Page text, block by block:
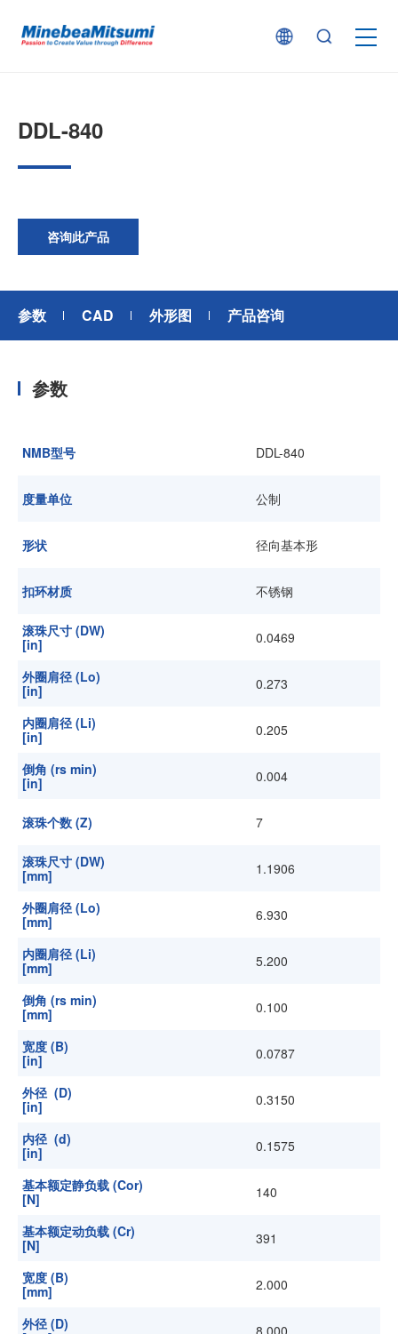
新闻
企业信息
加入我们
DDL-840
咨询此产品
参数 CAD 外形图 产品咨询
参数
NMB型号 DDL-840
度量单位 公制
形状 径向基本形
扣环材质 不锈钢
滚珠尺寸 (DW)
[in]
0.0469
外圈肩径 (Lo)
[in]
0.273
内圈肩径 (Li)
[in]
0.205
倒角 (rs min)
[in]
0.004
滚珠个数 (Z) 7
滚珠尺寸 (DW)
[mm]
1.1906
外圈肩径 (Lo)
[mm]
6.930
内圈肩径 (Li)
[mm]
5.200
倒角 (rs min)
[mm]
0.100
宽度 (B)
[in]
0.0787
外径 (D)
[in]
0.3150
内径 (d)
[in]
0.1575
基本额定静负载 (Cor)
[N]
140
基本额定动负载 (Cr)
[N]
391
宽度 (B)
[mm]
2.000
外径 (D)
8.000